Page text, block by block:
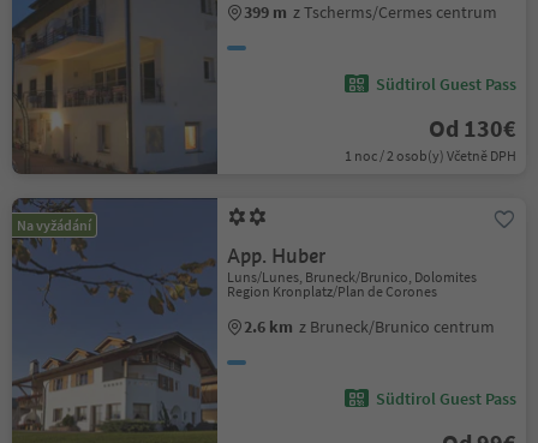
399 m z Tscherms/Cermes centrum
Südtirol Guest Pass
Od 130€
1 noc / 2 osob(y) Včetně DPH
Na vyžádání
App. Huber
Luns/Lunes, Bruneck/Brunico, Dolomites
Region Kronplatz/Plan de Corones
2.6 km z Bruneck/Brunico centrum
Südtirol Guest Pass